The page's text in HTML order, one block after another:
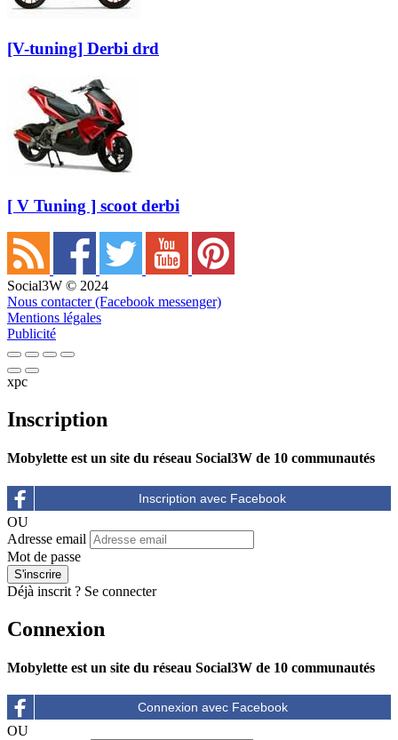
[V-tuning] Derbi drd
[ V Tuning ] scoot derbi
Social3W © 2024
Nous contacter (Facebook messenger)
Mentions légales
Publicité
xpc
Inscription
Mobylette est un site du réseau Social3W de 10 communautés
OU
Adresse email
Mot de passe
Déjà inscrit ? Se connecter
Connexion
Mobylette est un site du réseau Social3W de 10 communautés
OU